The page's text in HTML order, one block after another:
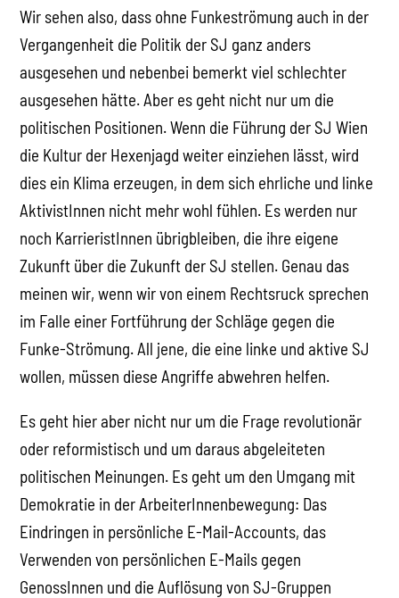
Wir sehen also, dass ohne Funkeströmung auch in der
Vergangenheit die Politik der SJ ganz anders
ausgesehen und nebenbei bemerkt viel schlechter
ausgesehen hätte. Aber es geht nicht nur um die
politischen Positionen. Wenn die Führung der SJ Wien
die Kultur der Hexenjagd weiter einziehen lässt, wird
dies ein Klima erzeugen, in dem sich ehrliche und linke
AktivistInnen nicht mehr wohl fühlen. Es werden nur
noch KarrieristInnen übrigbleiben, die ihre eigene
Zukunft über die Zukunft der SJ stellen. Genau das
meinen wir, wenn wir von einem Rechtsruck sprechen
im Falle einer Fortführung der Schläge gegen die
Funke-Strömung. All jene, die eine linke und aktive SJ
wollen, müssen diese Angriffe abwehren helfen.
Es geht hier aber nicht nur um die Frage revolutionär
oder reformistisch und um daraus abgeleiteten
politischen Meinungen. Es geht um den Umgang mit
Demokratie in der ArbeiterInnenbewegung: Das
Eindringen in persönliche E-Mail-Accounts, das
Verwenden von persönlichen E-Mails gegen
GenossInnen und die Auflösung von SJ-Gruppen